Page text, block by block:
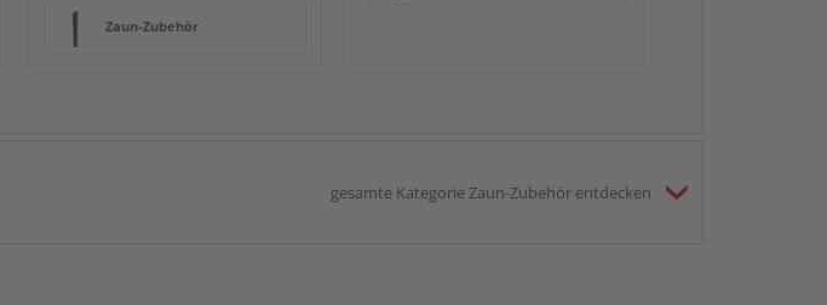
Zaun-Zubehör
gesamte Kategorie Zaun-Zubehör entdecken